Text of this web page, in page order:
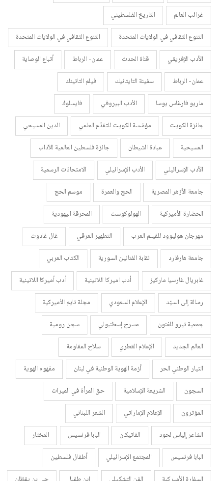
غرائب العالم
التاريخ الفلسطيني
التنوع الثقافي في الولايات المتحدة
التنوع الثقافي في الولايات المتحدة
الأدب الإفريقي
قناة الحدث عمان- الرباط
أتباع الوصاية
عمان- الرباط
سفينة التايتانيك
فيلم التاتينك
ماريو فارغاس يوسا
الأدب البيروفي
فايسلوك
جائزة الكويت
مؤسّسة الكويت للتقدّم العلمي
الدين المسيحي
المسيحية
عبادة الشيطان
جائزة فلسطين العالمية للآداب
الأدب الإسرائيلي
الأدب الإسرائيلي
الامتحانات الرسمية
جامعة الأزهر المصرية
الحج والعمرة
موسم الحج
الحضارة الأميركية
الهولوكوست
المحرقة اليهودية
مهرجان هوليوود للفيلم العرب
التطهير العرقي
غال غادوت
جامعة هارفارد
نقابة الفنانين السورية
الكتاب العربي
غابريال غارسيا ماركيز
أدب اميركا اللاتينية
أدب أميركا اللاتينية
رسالة إلى السيّد
الإعلام السعودي
مجلة تايم الأميركية
جمعية تيرو للفنون
مسرح إسطنبولي
سجن رومية
العالم الجديد
الإعلام القطري
سلاح المقاومة
التيار الوطني الحر
أزمة الهوية الوطنية في لبنان
مفهوم الهوية
السجون
الشريعة الإسلامية
حق المرأة في الميراث
المؤثرون
الإعلام الإماراتي
الشعر اللبناني
الشاعر إلياس لحود
الفاتيكان البابا فرنسيس
المختار
البابا فرنسيس
المجتمع الإسرائيلي
أطفال فلسطين